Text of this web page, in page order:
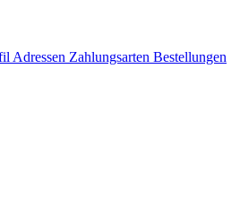
Adressen Zahlungsarten Bestellungen